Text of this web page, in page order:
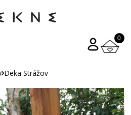
0
Deka Strážov